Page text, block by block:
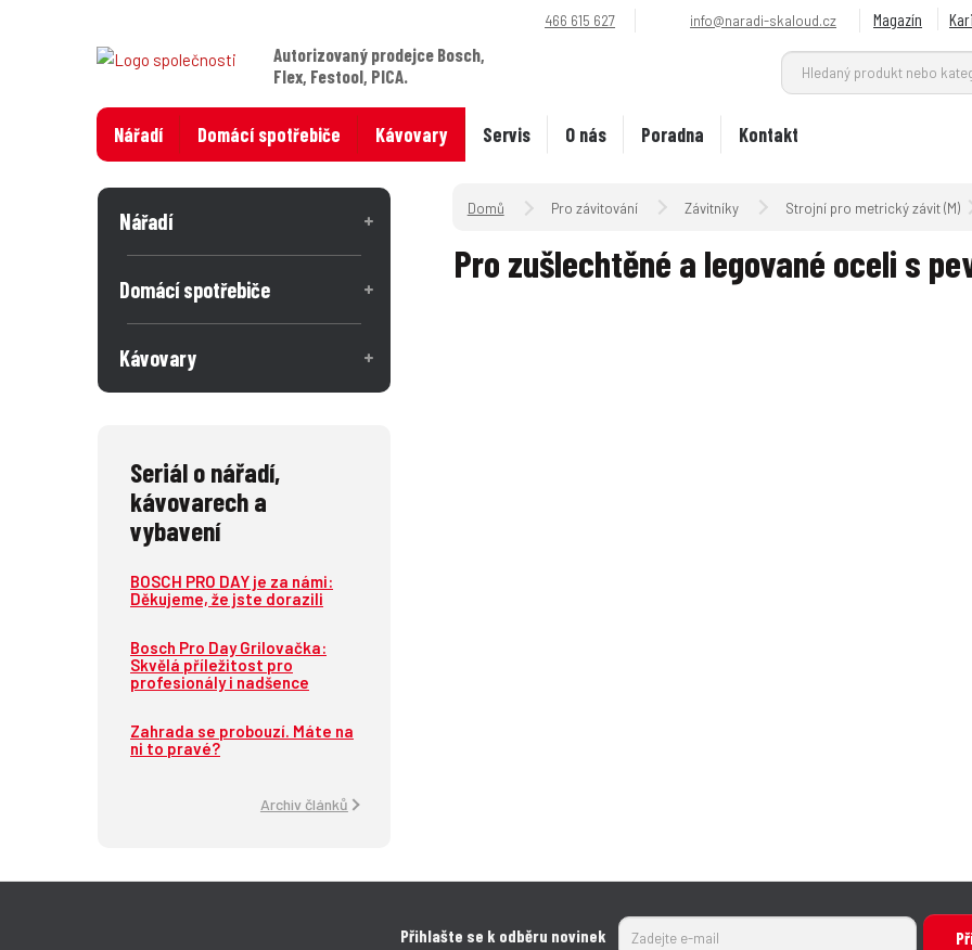
466 615 627 info@naradi-skaloud.cz Magazín
Autorizovaný prodejce Bosch,
Flex, Festool, PICA.
Nářadí Domácí spotřebiče Kávovary Servis O nás Poradna Kontakt
Úvodní stranaPro závitování Závitníky Strojní pro metrický závit (M)
Pro zušlechtěné a legované oceli s
Nářadí
Domácí spotřebiče
Kávovary
Seriál o nářadí,
kávovarech a
vybavení
BOSCH PRO DAY je za námi:
Děkujeme, že jste dorazili
Bosch Pro Day Grilovačka:
Skvělá příležitost pro
profesionály i nadšence
Zahrada se probouzí. Máte na
ni to pravé?
Archiv článků
Přihlašte se k odběru novinek